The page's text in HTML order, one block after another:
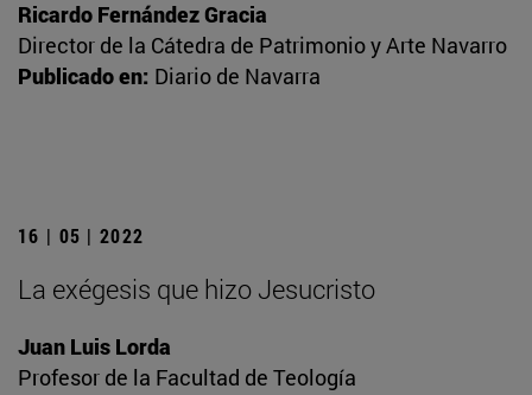
Ricardo Fernández Gracia
Director de la Cátedra de Patrimonio y Arte Navarro
Publicado en: Diario de Navarra
16 | 05 | 2022
La exégesis que hizo Jesucristo
Juan Luis Lorda
Profesor de la Facultad de Teología